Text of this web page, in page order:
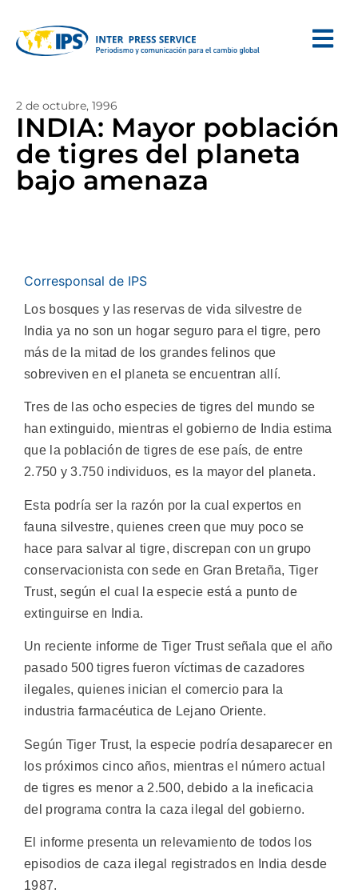
2 de octubre, 1996
INDIA: Mayor población
de tigres del planeta
bajo amenaza
Corresponsal de IPS
Los bosques y las reservas de vida silvestre de
India ya no son un hogar seguro para el tigre, pero
más de la mitad de los grandes felinos que
sobreviven en el planeta se encuentran allí.
Tres de las ocho especies de tigres del mundo se
han extinguido, mientras el gobierno de India estima
que la población de tigres de ese país, de entre
2.750 y 3.750 individuos, es la mayor del planeta.
Esta podría ser la razón por la cual expertos en
fauna silvestre, quienes creen que muy poco se
hace para salvar al tigre, discrepan con un grupo
conservacionista con sede en Gran Bretaña, Tiger
Trust, según el cual la especie está a punto de
extinguirse en India.
Un reciente informe de Tiger Trust señala que el año
pasado 500 tigres fueron víctimas de cazadores
ilegales, quienes inician el comercio para la
industria farmacéutica de Lejano Oriente.
Según Tiger Trust, la especie podría desaparecer en
los próximos cinco años, mientras el número actual
de tigres es menor a 2.500, debido a la ineficacia
del programa contra la caza ilegal del gobierno.
El informe presenta un relevamiento de todos los
episodios de caza ilegal registrados en India desde
1987.